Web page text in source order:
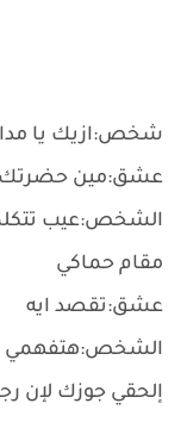
شخص:ازيك يا
عشق:مين حضرتك
الشخص:عيب
مقام حماكي
عشق:تقصد ايه
الشخص:هتفهمي
إلحقي جوزك لإن